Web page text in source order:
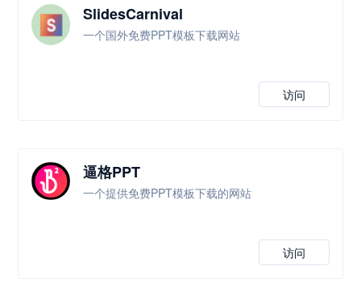
SlidesCarnival
一个国外免费PPT模板下载网站
访问
逼格PPT
一个提供免费PPT模板下载的网站
访问